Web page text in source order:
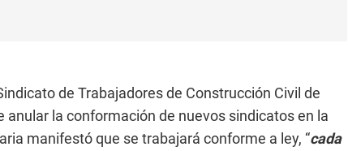
de Trabajadores de Construcción Civil de
anular la conformación de nuevos sindicatos en la
manifestó que se trabajará conforme a ley, “cada